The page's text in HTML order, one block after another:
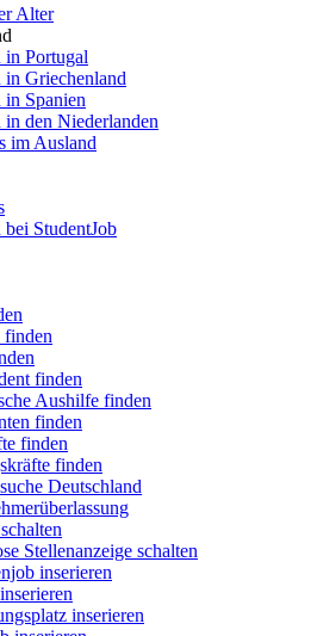
Alter
in Portugal
in Griechenland
in Spanien
in den Niederlanden
im Ausland
StudentJob
finden
finden
Aushilfe finden
finden
finden
finden
Deutschland
Stellenanzeige schalten
inserieren
inserieren